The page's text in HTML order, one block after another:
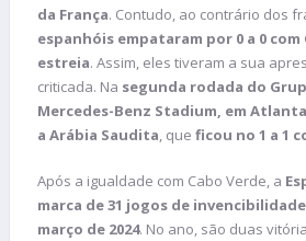
da França. Contudo, ao contrário dos
espanhóis empataram por 0 a 0 com
estreia. Assim, eles tiveram a sua
criticada. Na segunda rodada do
Mercedes-Benz Stadium, em Atlanta
a Arábia Saudita, que ficou no 1 a 1
Após a igualdade com Cabo Verde, a
marca de 31 jogos de
março de 2024. No ano, são duas